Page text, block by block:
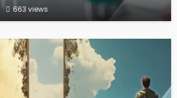
663 views